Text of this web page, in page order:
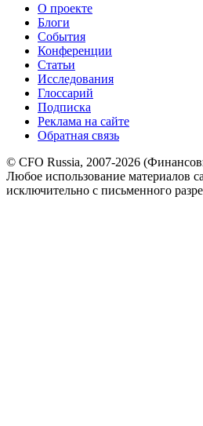
О проекте
Блоги
События
Конференции
Статьи
Исследования
Глоссарий
Подписка
Реклама на сайте
Обратная связь
© CFO Russia, 2007-2026
Любое использование материалов
исключительно с письменного